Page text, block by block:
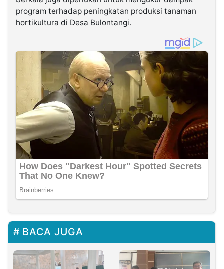
program terhadap peningkatan produksi tanaman
hortikultura di Desa Bulontangi.
BACA JUGA